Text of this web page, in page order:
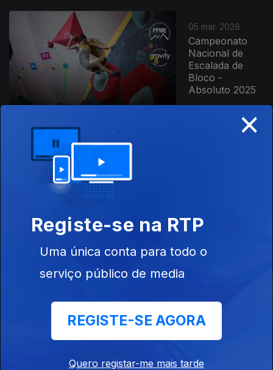
05 mar. 2026
Campeonato
Nacional de
Escalada de
Bloco -
Absoluto 2025
Este conteúdo faz parte de RTP
Desporto
Atletismo Badminton Canoagem
×
Registe-se na RTP
Uma única conta para todo o
serviço público de media
REGISTE-SE AGORA
Quero registar-me mais tarde